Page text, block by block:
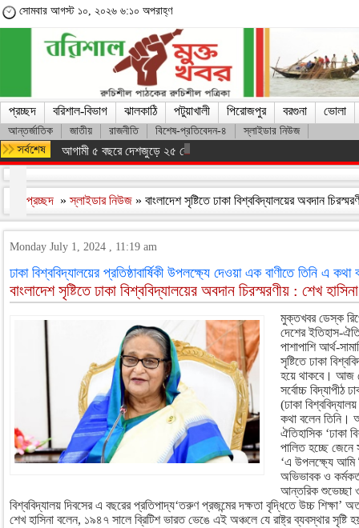
সোমবার আগস্ট ১০, ২০২৬ ৬:১০ অপরাহ্ণ
প্রচ্ছদ বরিশাল-বিভাগ ঝালকাঠি পটুয়াখালী পিরোজপুর বরগুনা ভোলা
আন্তর্জাতিক জাতীয় রাজনীতি বিশেষ-প্রতিবেদন-৪ স্লাইডার নিউজ
আগামী ৫ বছরে দেশজুড়ে ২৫ কোটি বৃক্ষরোপণের মেগা পরিকল্পনা গ্রহণ :
প্রচ্ছদ »স্লাইডার নিউজ » বাংলাদেশ সৃষ্টিতে ঢাকা বিশ্ববিদ্যালয়ের অবদান
Monday July 1, 2024 , 11:19 am
ঢাকা বিশ্ববিদ্যালয়ের প্রতিষ্ঠাবার্ষিকী উপলক্ষ্যে দেওয়া এক বাণীতে তিনি এ কথা
বাংলাদেশ সৃষ্টিতে ঢাকা বিশ্ববিদ্যালয়ের অবদান চিরস্মরণীয় : শেখ হাসিনা
মুক্তখবর ডেস্ক
দেশের ইতিহাস-
পাশাপাশি আর্থ-
সৃষ্টিতে ঢাকা
হয়ে থাকবে। আজ
সর্বোচ্চ বিদ্যাপীঠ
(ঢাকা
কথা বলেন তিনি।
ঐতিহাসিক ‘ঢাকা
পালিত হচ্ছে জেনে
‘এ উপলক্ষ্যে আমি
অভিভাবক ও
আন্তরিক শুভেচ্ছা ও
বিশ্ববিদ্যালয় দিবসের এ বছরের প্রতিপাদ্য‘তরুণ প্রজন্মের দক্ষতা বৃদ্ধিতে উচ্চ
শেখ হাসিনা বলেন, ১৯৪৭ সালে ব্রিটিশ ভারত ভেঙে এই অঞ্চলে যে রাষ্ট্র ব্যবস্থার সৃষ্টি